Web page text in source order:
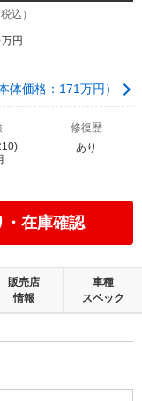
込）
万円
体価格：171万円）
修復歴
あり
・在庫確認
販売店
情報
車種
スペック